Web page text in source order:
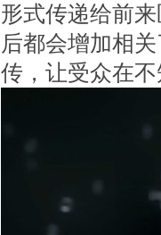
形式传递给前
后都会增加相
传，让受众在